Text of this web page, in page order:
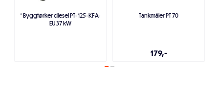
* Byggtørker diesel PT-125-KFA-
EU 37 kW
Tankmåler PT 70
179,-